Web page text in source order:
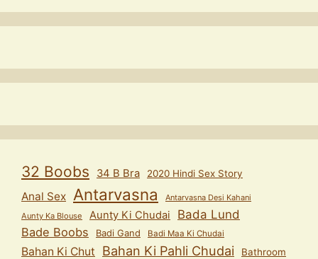
32 Boobs 34 B Bra 2020 Hindi Sex Story
Anal Sex Antarvasna
Antarvasna Desi Kahani
Aunty Ka Blouse
Aunty Ki Chudai
Bada Lund
Bade Boobs
Badi Gand Badi Maa Ki Chudai
Bahan Ki Chut Bahan Ki Pahli Chudai Bathroom